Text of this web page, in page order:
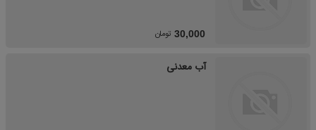
30,000 تومان
آب معدنی